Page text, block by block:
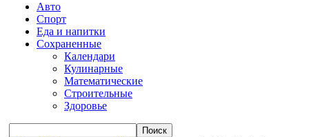
Авто
Спорт
Еда и напитки
Сохраненные
Календари
Кулинарные
Математические
Строительные
Здоровье